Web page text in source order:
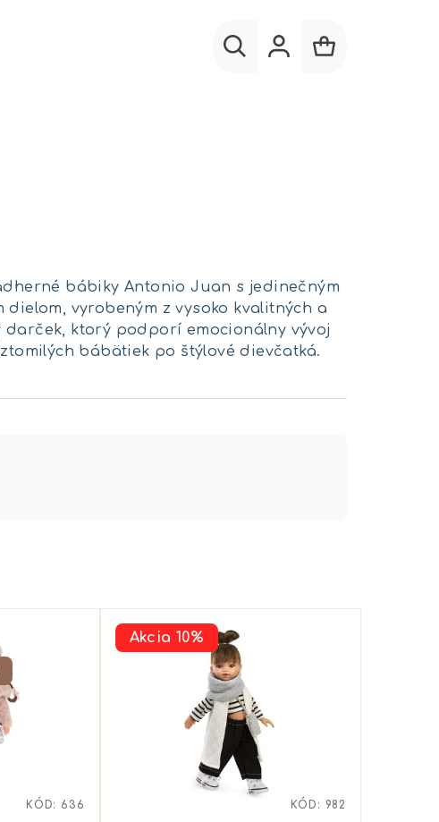
bábiky Antonio Juan s jedinečným
vyrobeným z vysoko kvalitných a
ktorý podporí emocionálny vývoj
bábätiek po štýlové dievčatká.
KÓD: 636
Akcia 10%
KÓD: 982